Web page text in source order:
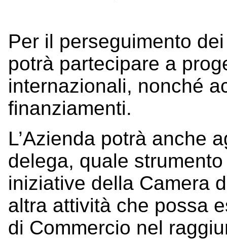
Per il perseguimento
potrà partecipare a
internazionali, nonché
finanziamenti.
L’Azienda potrà anche
delega, quale
iniziative della Camera
altra attività che possa
di Commercio nel